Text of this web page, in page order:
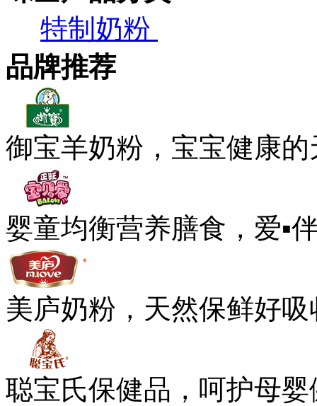
特制奶粉
品牌推荐
御宝羊奶粉，宝宝健康
婴童均衡营养膳食，爱▪
美庐奶粉，天然保鲜好吸
聪宝氏保健品，呵护母婴